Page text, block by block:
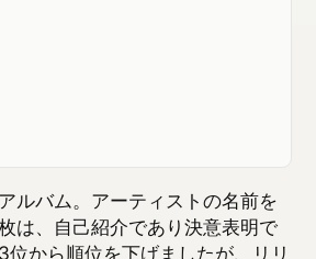
『産声』 （▼2 前回2